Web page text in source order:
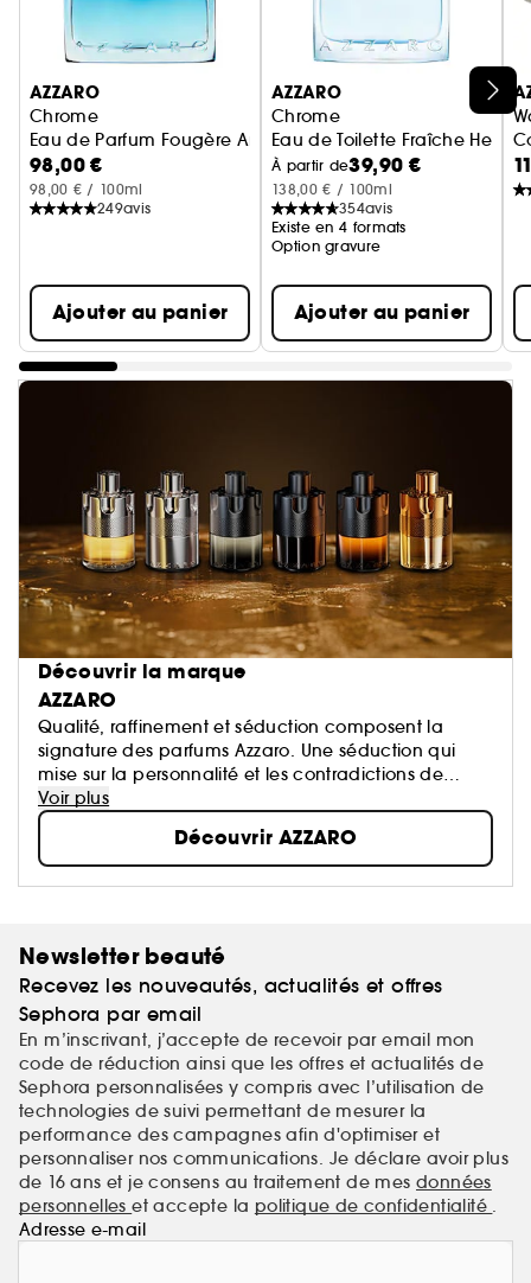
Ignorer le carrousel produits
AZZARO
Chrome
Eau de Parfum Fougère Aromatique
98,00 €
98,00 € / 100ml
249avis
Ajouter au panier
AZZARO
Chrome
Eau de Toilette Fraîche
À partir de39,90 €
138,00 € / 100ml
354avis
Existe en 4 formats
Option gravure
Ajouter au panier
Découvrir la marque
AZZARO
Qualité, raffinement et séduction composent la
signature des parfums Azzaro. Une séduction qui
mise sur la personnalité et les contradictions de
chaque homme. Sans faste, toute en discrétion,
l’homme Azzaro est avant tout lui même, avec
l’humour et la générosité qui caractérisent tous les
grands séducteurs.
Voir plus
Découvrir AZZARO
Newsletter beauté
Recevez les nouveautés, actualités et offres
Sephora par email
En m’inscrivant, j’accepte de recevoir par email mon
code de réduction ainsi que les offres et actualités de
Sephora personnalisées y compris avec l’utilisation de
technologies de suivi permettant de mesurer la
performance des campagnes afin d'optimiser et
personnaliser nos communications. Je déclare avoir plus
de 16 ans et je consens au traitement de mes données
personnelleset accepte la politique de confidentialité .
Adresse e-mail